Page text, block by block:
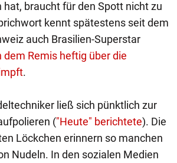
hat, braucht für den Spott nicht zu
kennt spätestens seit dem
auch Brasilien-Superstar
dem Remis heftig über die
.
ließ sich pünktlich zur
("Heute" berichtete). Die
Löckchen erinnern so manchen
Nudeln. In den sozialen Medien